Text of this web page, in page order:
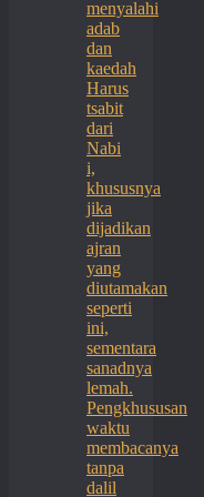
menyalahi
adab
dan
kaedah
Harus
tsabit
dari
Nabi
i,
khususnya
jika
dijadikan
ajran
yang
diutamakan
seperti
ini,
sementara
sanadnya
lemah.
Pengkhususan
waktu
membacanya
tanpa
dalil